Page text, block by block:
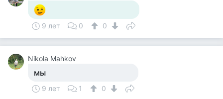
9 лет 0 0
Nikola Mahkov
мы
9 лет 1
0